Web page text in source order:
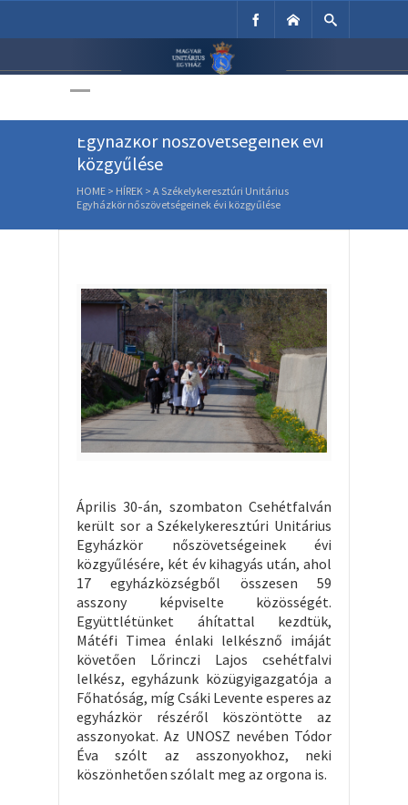
Unitárius Egyház
A Székelykeresztúri Unitárius
Egyházkör nőszövetségeinek évi
közgyűlése
HOME > HÍREK > A Székelykeresztúri Unitárius
Egyházkör nőszövetségeinek évi közgyűlése
Április 30-án, szombaton Csehétfalván
került sor a Székelykeresztúri Unitárius
Egyházkör nőszövetségeinek évi
közgyűlésére, két év kihagyás után, ahol
17 egyházközségből összesen 59
asszony képviselte közösségét.
Együttlétünket áhítattal kezdtük,
Mátéfi Timea énlaki lelkésznő imáját
követően Lőrinczi Lajos csehétfalvi
lelkész, egyházunk közügyigazgatója a
Főhatóság, míg Csáki Levente esperes az
egyházkör részéről köszöntötte az
asszonyokat. Az UNOSZ nevében Tódor
Éva szólt az asszonyokhoz, neki
köszönhetően szólalt meg az orgona is.